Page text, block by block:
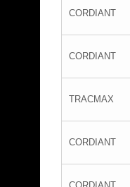
CORDIANT
CORDIANT
TRACMAX
CORDIANT